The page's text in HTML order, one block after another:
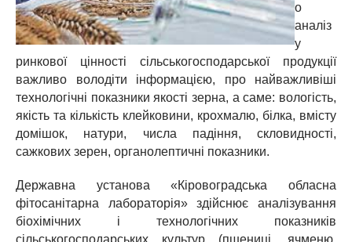
о
аналіз
у
ринкової цінності сільськогосподарської продукції
важливо володіти інформацією, про найважливіші
технологічні показники якості зерна, а саме: вологість,
якість та кількість клейковини, крохмалю, білка, вмісту
домішок, натури, числа падіння, скловидності,
сажкових зерен, органолептичні показники.
Державна установа «Кіровоградська обласна
фітосанітарна лабораторія» здійснює аналізування
біохімічних і технологічних показників
сільськогосподарських культур (пшениці, ячменю,